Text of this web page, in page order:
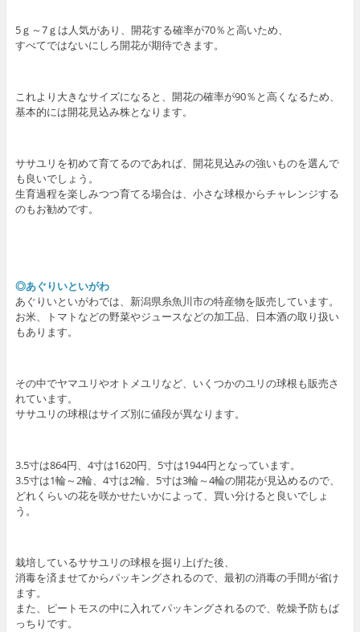
5ｇ～7ｇは人気があり、開花する確率が70％と高いため、
すべてではないにしろ開花が期待できます。
これより大きなサイズになると、開花の確率が90％と高くなるため、
基本的には開花見込み株となります。
ササユリを初めて育てるのであれば、開花見込みの強いものを選んで
も良いでしょう。
生育過程を楽しみつつ育てる場合は、小さな球根からチャレンジする
のもお勧めです。
◎あぐりいといがわ
あぐりいといがわでは、新潟県糸魚川市の特産物を販売しています。
お米、トマトなどの野菜やジュースなどの加工品、日本酒の取り扱い
もあります。
その中でヤマユリやオトメユリなど、いくつかのユリの球根も販売さ
れています。
ササユリの球根はサイズ別に値段が異なります。
3.5寸は864円、4寸は1620円、5寸は1944円となっています。
3.5寸は1輪～2輪、4寸は2輪、5寸は3輪～4輪の開花が見込めるので、
どれくらいの花を咲かせたいかによって、買い分けると良いでしょ
う。
栽培しているササユリの球根を掘り上げた後、
消毒を済ませてからパッキングされるので、最初の消毒の手間が省け
ます。
また、ピートモスの中に入れてパッキングされるので、乾燥予防もば
っちりです。